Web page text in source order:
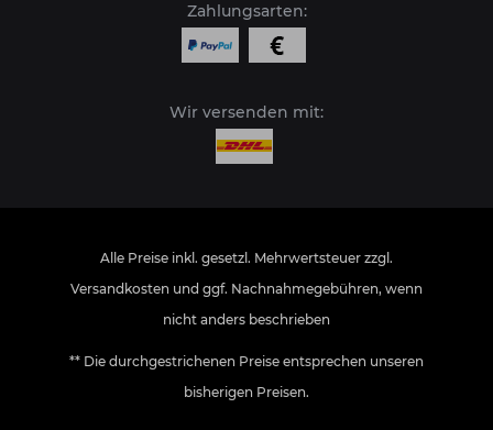
Zahlungsarten:
Wir versenden mit:
Alle Preise inkl. gesetzl. Mehrwertsteuer zzgl.
Versandkosten und ggf. Nachnahmegebühren, wenn
nicht anders beschrieben
** Die durchgestrichenen Preise entsprechen unseren
bisherigen Preisen.